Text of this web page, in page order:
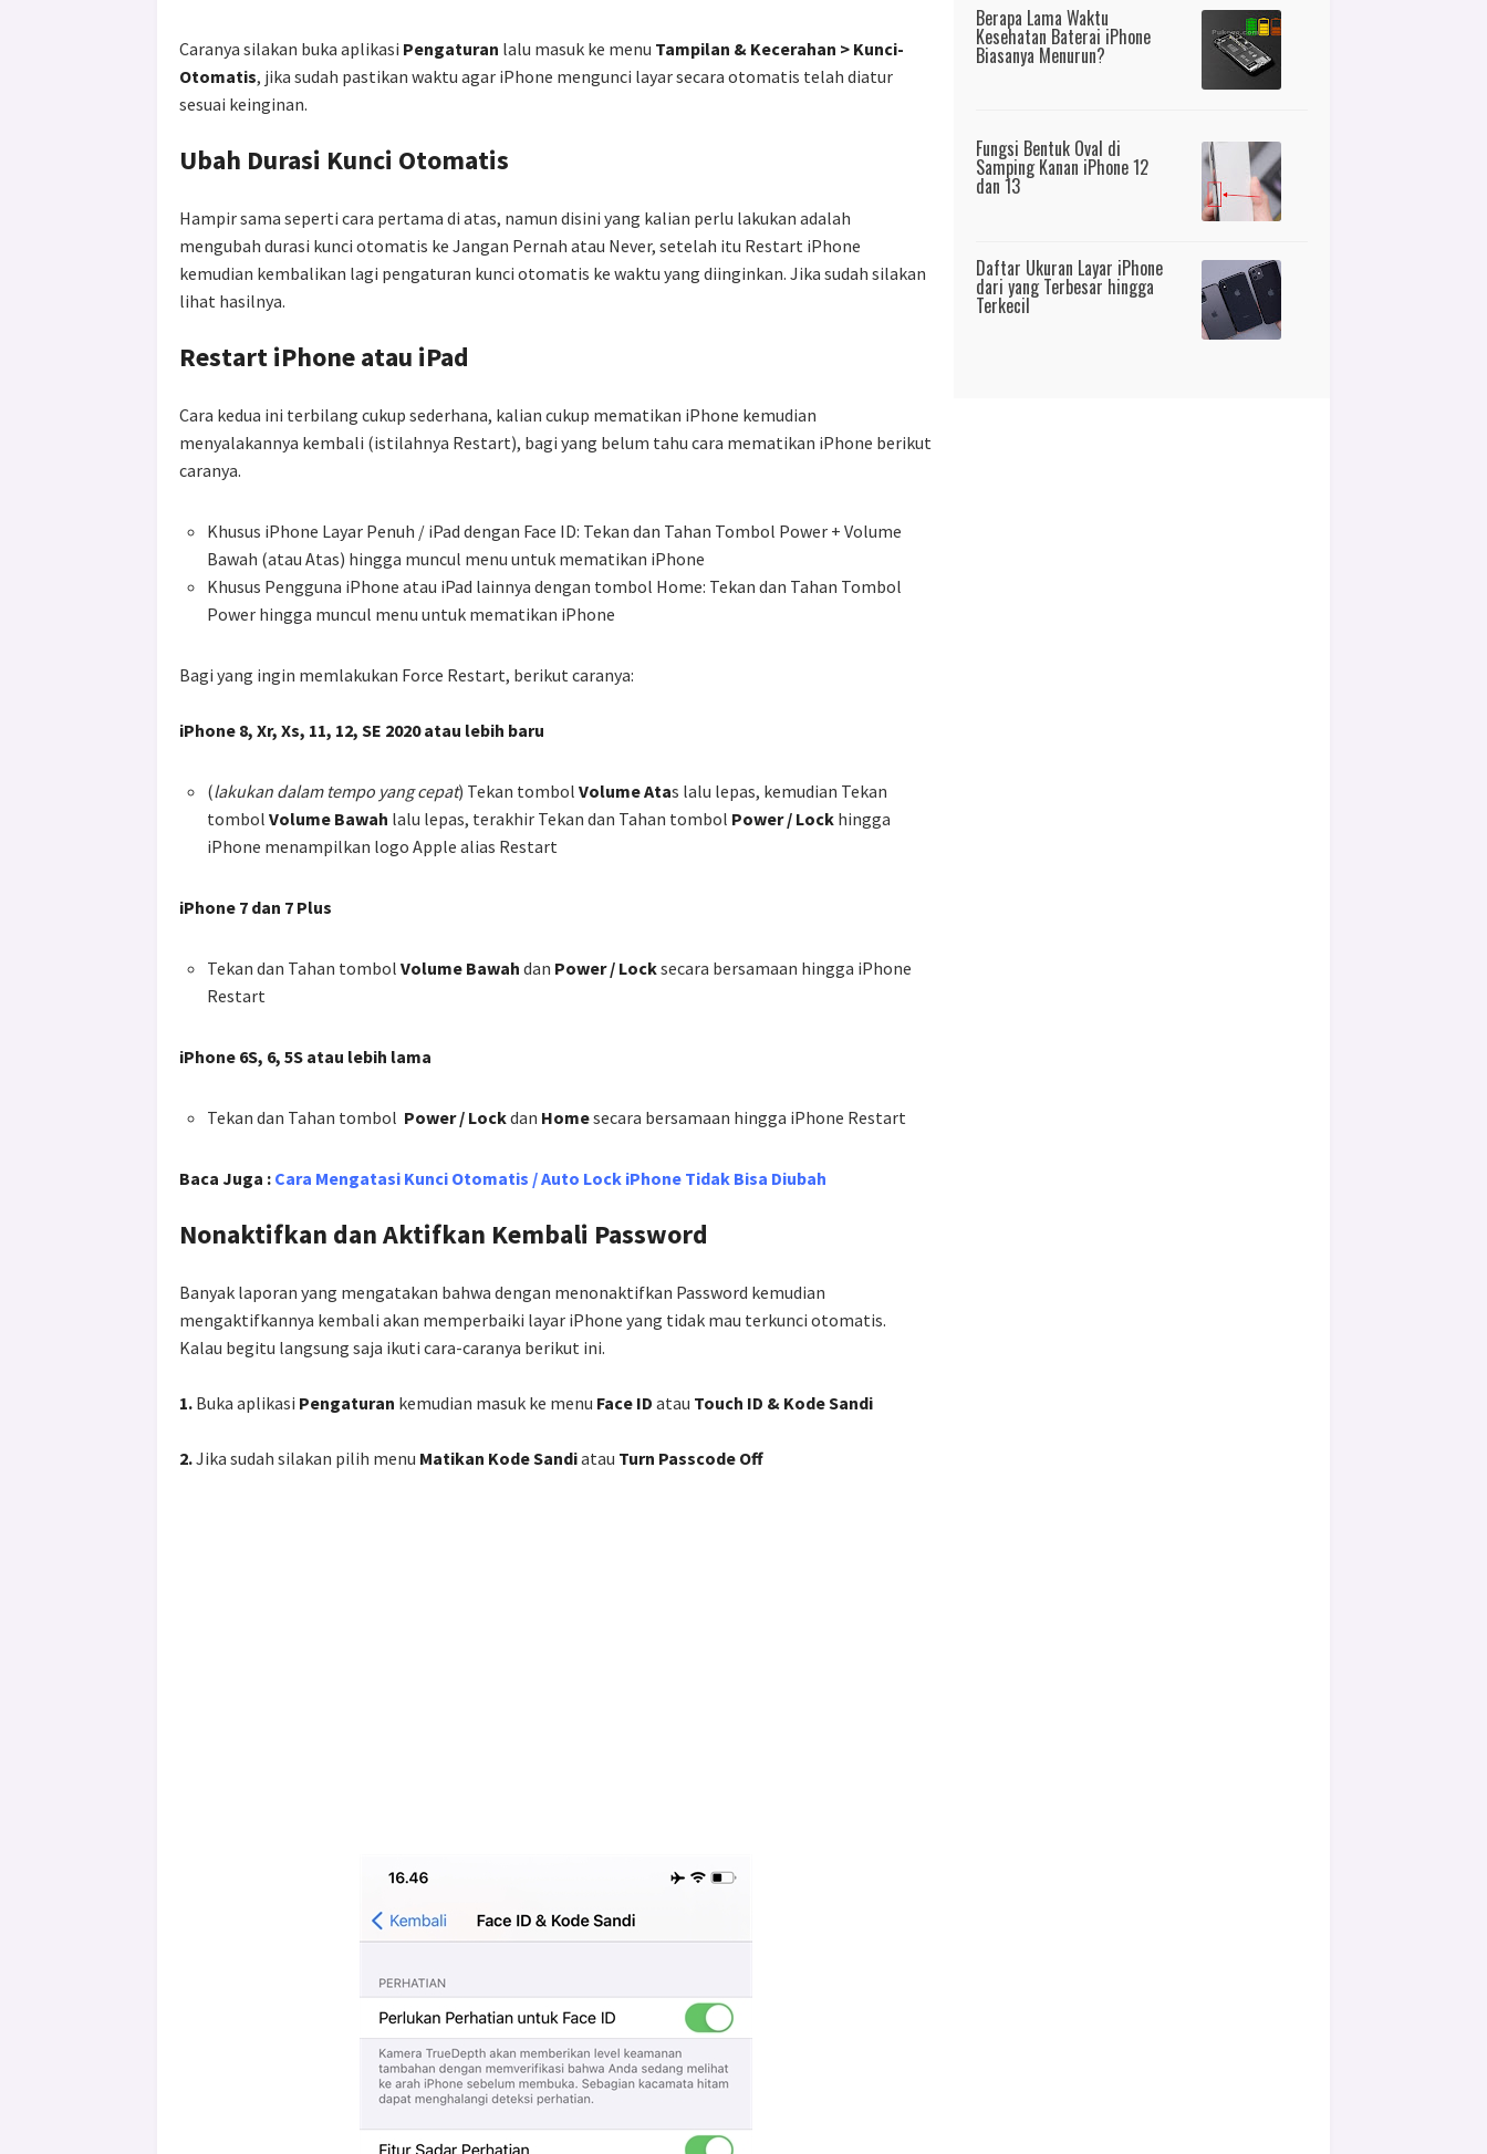
Caranya silakan buka aplikasi Pengaturan lalu masuk ke menu Tampilan & Kecerahan > Kunci-
Otomatis, jika sudah pastikan waktu agar iPhone mengunci layar secara otomatis telah diatur
sesuai keinginan.
Ubah Durasi Kunci Otomatis
Hampir sama seperti cara pertama di atas, namun disini yang kalian perlu lakukan adalah
mengubah durasi kunci otomatis ke Jangan Pernah atau Never, setelah itu Restart iPhone
kemudian kembalikan lagi pengaturan kunci otomatis ke waktu yang diinginkan. Jika sudah silakan
lihat hasilnya.
Restart iPhone atau iPad
Cara kedua ini terbilang cukup sederhana, kalian cukup mematikan iPhone kemudian
menyalakannya kembali (istilahnya Restart), bagi yang belum tahu cara mematikan iPhone berikut
caranya.
Khusus iPhone Layar Penuh / iPad dengan Face ID: Tekan dan Tahan Tombol Power + Volume
Bawah (atau Atas) hingga muncul menu untuk mematikan iPhone
Khusus Pengguna iPhone atau iPad lainnya dengan tombol Home: Tekan dan Tahan Tombol
Power hingga muncul menu untuk mematikan iPhone
Bagi yang ingin memlakukan Force Restart, berikut caranya:
iPhone 8, Xr, Xs, 11, 12, SE 2020 atau lebih baru
(lakukan dalam tempo yang cepat) Tekan tombol Volume Atas lalu lepas, kemudian Tekan
tombol Volume Bawah lalu lepas, terakhir Tekan dan Tahan tombol Power / Lock hingga
iPhone menampilkan logo Apple alias Restart
iPhone 7 dan 7 Plus
Tekan dan Tahan tombol Volume Bawah dan Power / Locksecara bersamaan hingga iPhone
Restart
iPhone 6S, 6, 5S atau lebih lama
Tekan dan Tahan tombol Power / Lockdan Homesecara bersamaan hingga iPhone Restart
Baca Juga : Cara Mengatasi Kunci Otomatis / Auto Lock iPhone Tidak Bisa Diubah
Nonaktifkan dan Aktifkan Kembali Password
Banyak laporan yang mengatakan bahwa dengan menonaktifkan Password kemudian
mengaktifkannya kembali akan memperbaiki layar iPhone yang tidak mau terkunci otomatis.
Kalau begitu langsung saja ikuti cara-caranya berikut ini.
1. Buka aplikasi Pengaturan kemudian masuk ke menu Face ID atau Touch ID & Kode Sandi
2.Jika sudah silakan pilih menu Matikan Kode Sandiatau Turn Passcode Off
Berapa Lama Waktu
Kesehatan Baterai iPhone
Biasanya Menurun?
Fungsi Bentuk Oval di
Samping Kanan iPhone 12
dan 13
Daftar Ukuran Layar iPhone
dari yang Terbesar hingga
Terkecil